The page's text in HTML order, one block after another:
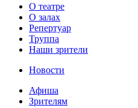
О театре
О залах
Репертуар
Труппа
Наши зрители
Новости
Афиша
Зрителям